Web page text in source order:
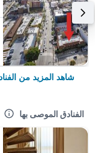
شاهد المزيد من
الفنادق الموصى بها